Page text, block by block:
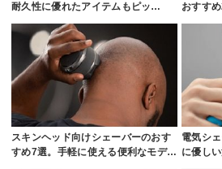
耐久性に優れたアイテムもピッ…
おすす
スキンヘッド向けシェーバーのおす
すめ7選。手軽に使える便利なモデ…
電気シ
に優し